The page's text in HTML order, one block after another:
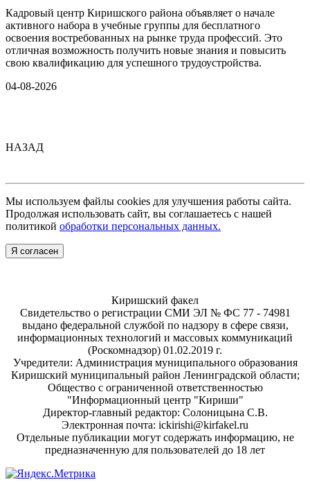
Кадровый центр Киришского района объявляет о начале
активного набора в учебные группы для бесплатного
освоения востребованных на рынке труда профессий. Это
отличная возможность получить новые знания и повысить
свою квалификацию для успешного трудоустройства.
04-08-2026
НАЗАД
Мы используем файлы cookies для улучшения работы сайта.
Продолжая использовать сайт, вы соглашаетесь с нашей
политикой обработки персональных данных.
Я согласен
Киришский факел
Свидетельство о регистрации СМИ ЭЛ № ФС 77 - 74981
выдано федеральной службой по надзору в сфере связи,
информационных технологий и массовых коммуникаций
(Роскомнадзор) 01.02.2019 г.
Учредители: Администрация муниципального образования
Киришский муниципальный район Ленинградской области;
Общество с ограниченной ответственностью
"Информационный центр "Кириши"
Директор-главный редактор: Солоницына С.В.
Электронная почта: ickirishi@kirfakel.ru
Отдельные публикации могут содержать информацию, не
предназначенную для пользователей до 18 лет